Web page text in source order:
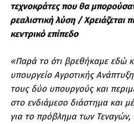
τεχνοκράτες που θα
ρεαλιστική λύση / Χρειάζεται
κεντρικό επίπεδο
«Παρά το ότι βρεθήκαμε εδώ
υπουργείο Αγροτικής
τους δύο υπουργούς και
στο ενδιάμεσο διάστημα και
για το πρόβλημα των